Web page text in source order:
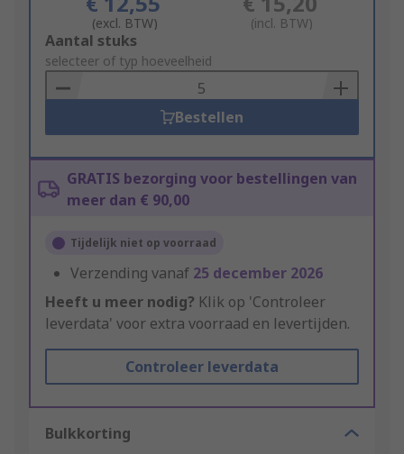
(excl. BTW) (incl. BTW)
Add
to
Basket
Aantal stuks
selecteer of typ hoeveelheid
Bestellen
GRATIS bezorging voor bestellingen van
meer dan € 90,00
Tijdelijk niet op voorraad
Verzending vanaf 25 december 2026
Heeft u meer nodig? Klik op 'Controleer
leverdata' voor extra voorraad en levertijden.
Controleer leverdata
Bulkkorting